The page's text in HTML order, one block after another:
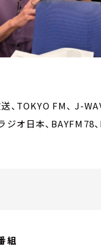
、TOKYO FM、 J-
ジオ日本、BAYFM78
組